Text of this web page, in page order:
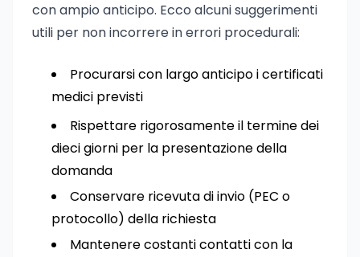
con ampio anticipo. Ecco alcuni suggerimenti
utili per non incorrere in errori procedurali:
Procurarsi con largo anticipo i certificati
medici previsti
Rispettare rigorosamente il termine dei
dieci giorni per la presentazione della
domanda
Conservare ricevuta di invio (PEC o
protocollo) della richiesta
Mantenere costanti contatti con la